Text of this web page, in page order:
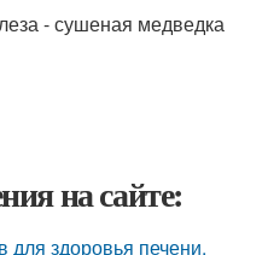
- сушеная медведка
на сайте:
для здоровья печени.